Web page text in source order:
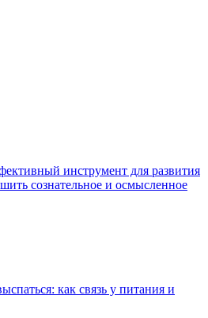
инструмент для развития
сознательное и осмысленное
как связь у питания и